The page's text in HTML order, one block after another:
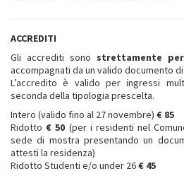
ACCREDITI
Gli accrediti sono strettamente
accompagnati da un valido documento
L’accredito è valido per ingressi
seconda della tipologia prescelta.
Intero (valido fino al 27 novembre) € 85
Ridotto€ 50 (per i residenti nel
sede di mostra presentando un
attesti la residenza)
Ridotto Studenti e/o under 26€ 45